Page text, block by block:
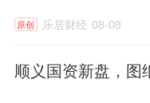
原创 乐居财经 08-08
顺义国资新盘，图